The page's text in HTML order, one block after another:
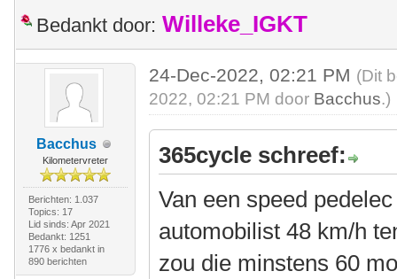
Bedankt door: Willeke_IGKT
Bacchus
Kilometervreter
Berichten: 1.037
Topics: 17
Lid sinds: Apr 2021
Bedankt: 1251
1776 x bedankt in
890 berichten
24-Dec-2022, 02:21 PM (Dit
2022, 02:21 PM door Bacchus.)
365cycle schreef:
Van een speed
automobilist 48 km/h
zou die minstens 60